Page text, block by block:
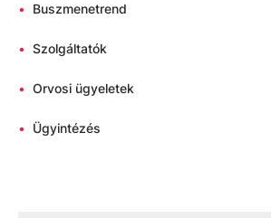
• Buszmenetrend
• Szolgáltatók
• Orvosi ügyeletek
• Ügyintézés